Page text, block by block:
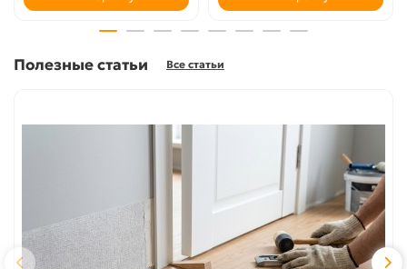
Полезные статьи Все статьи